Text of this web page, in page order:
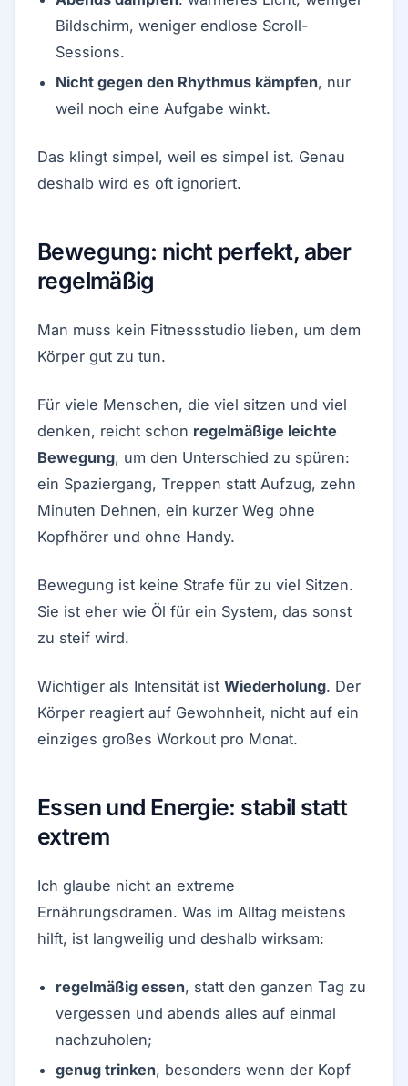
Bildschirm, weniger endlose Scroll-
Sessions.
Nicht gegen den Rhythmus kämpfen, nur
weil noch eine Aufgabe winkt.
Das klingt simpel, weil es simpel ist. Genau
deshalb wird es oft ignoriert.
Bewegung: nicht perfekt, aber
regelmäßig
Man muss kein Fitnessstudio lieben, um dem
Körper gut zu tun.
Für viele Menschen, die viel sitzen und viel
denken, reicht schon regelmäßige leichte
Bewegung, um den Unterschied zu spüren:
ein Spaziergang, Treppen statt Aufzug, zehn
Minuten Dehnen, ein kurzer Weg ohne
Kopfhörer und ohne Handy.
Bewegung ist keine Strafe für zu viel Sitzen.
Sie ist eher wie Öl für ein System, das sonst
zu steif wird.
Wichtiger als Intensität ist Wiederholung. Der
Körper reagiert auf Gewohnheit, nicht auf ein
einziges großes Workout pro Monat.
Essen und Energie: stabil statt
extrem
Ich glaube nicht an extreme
Ernährungsdramen. Was im Alltag meistens
hilft, ist langweilig und deshalb wirksam:
regelmäßig essen, statt den ganzen Tag zu
vergessen und abends alles auf einmal
nachzuholen;
genug trinken, besonders wenn der Kopf